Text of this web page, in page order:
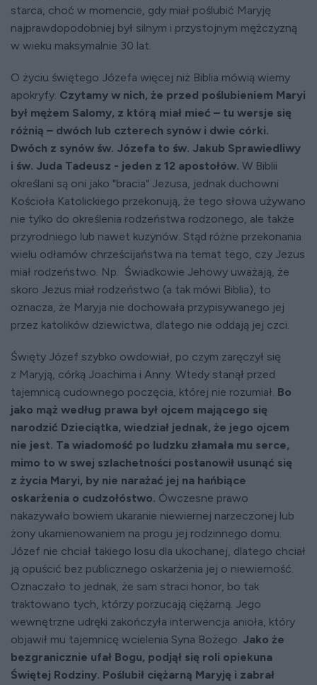
starca, choć w momencie, gdy miał poślubić Maryję
najprawdopodobniej był silnym i przystojnym mężczyzną
w wieku maksymalnie 30 lat.
O życiu świętego Józefa więcej niż Biblia mówią wiemy
apokryfy. Czytamy w nich, że przed poślubieniem Maryi
był mężem Salomy, z którą miał mieć – tu wersje się
różnią – dwóch lub czterech synów i dwie córki.
Dwóch z synów św. Józefa to św. Jakub Sprawiedliwy
i św. Juda Tadeusz - jeden z 12 apostołów. W Biblii
określani są oni jako "bracia" Jezusa, jednak duchowni
Kościoła Katolickiego przekonują, że tego słowa używano
nie tylko do określenia rodzeństwa rodzonego, ale także
przyrodniego lub nawet kuzynów. Stąd różne przekonania
wielu odłamów chrześcijaństwa na temat tego, czy Jezus
miał rodzeństwo. Np. Świadkowie Jehowy uważają, że
skoro Jezus miał rodzeństwo (a tak mówi Biblia), to
oznacza, że Maryja nie dochowała przypisywanego jej
przez katolików dziewictwa, dlatego nie oddają jej czci.
Święty Józef szybko owdowiał, po czym zaręczył się
z Maryją, córką Joachima i Anny. Wtedy stanął przed
tajemnicą cudownego poczęcia, której nie rozumiał. Bo
jako mąż według prawa był ojcem mającego się
narodzić Dzieciątka, wiedział jednak, że jego ojcem
nie jest. Ta wiadomość po ludzku złamała mu serce,
mimo to w swej szlachetności postanowił usunąć się
z życia Maryi, by nie narażać jej na hańbiące
oskarżenia o cudzołóstwo. Ówczesne prawo
nakazywało bowiem ukaranie niewiernej narzeczonej lub
żony ukamienowaniem na progu jej rodzinnego domu.
Józef nie chciał takiego losu dla ukochanej, dlatego chciał
ją opuścić bez publicznego oskarżenia jej o niewierność.
Oznaczało to jednak, że sam straci honor, bo tak
traktowano tych, którzy porzucają ciężarną. Jego
wewnętrzne udręki zakończyła interwencja anioła, który
objawił mu tajemnicę wcielenia Syna Bożego. Jako że
bezgranicznie ufał Bogu, podjął się roli opiekuna
Świętej Rodziny. Poślubił ciężarną Maryję i zabrał